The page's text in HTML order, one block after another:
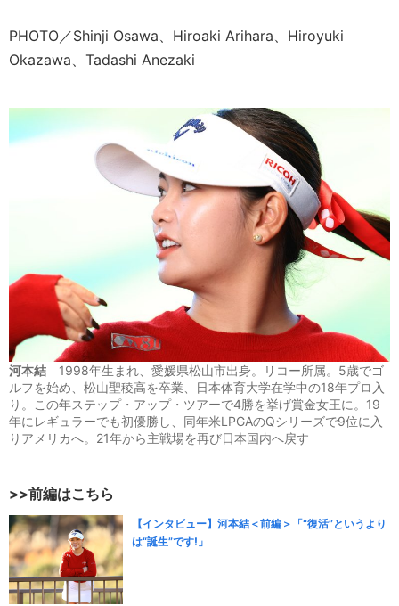
PHOTO／Shinji Osawa、Hiroaki Arihara、Hiroyuki
Okazawa、Tadashi Anezaki
河本結 1998年生まれ、愛媛県松山市出身。リコー所属。5歳でゴ
ルフを始め、松山聖稜高を卒業、日本体育大学在学中の18年プロ入
り。この年ステップ・アップ・ツアーで4勝を挙げ賞金女王に。19
年にレギュラーでも初優勝し、同年米LPGAのQシリーズで9位に入
りアメリカへ。21年から主戦場を再び日本国内へ戻す
>>前編はこちら
【インタビュー】河本結＜前編＞「“復活”というより
は“誕生”です!」